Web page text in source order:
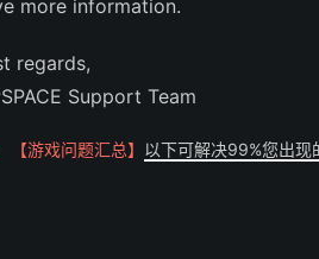
more information.
regards,
Support Team
【游戏问题汇总】 以下可解决99%您出